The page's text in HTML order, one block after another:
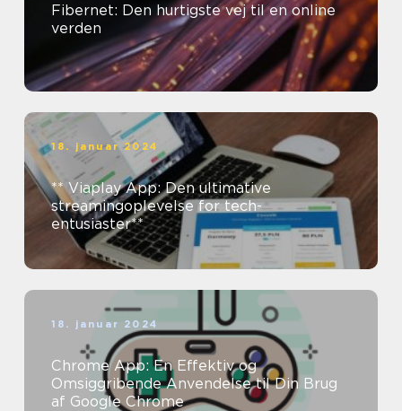
Fibernet: Den hurtigste vej til en online
verden
18. januar 2024
** Viaplay App: Den ultimative
streamingoplevelse for tech-
entusiaster**
18. januar 2024
Chrome App: En Effektiv og
Omsiggribende Anvendelse til Din Brug
af Google Chrome